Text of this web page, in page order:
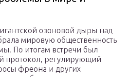
озоновой дыры над
мировую общественность
По итогам встречи был
протокол, регулирующий
фреона и других